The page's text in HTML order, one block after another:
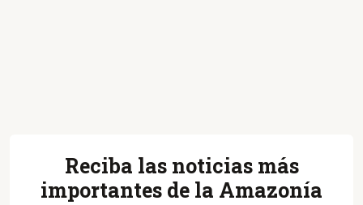
Reciba las noticias más
importantes de la Amazonía